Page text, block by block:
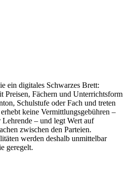
ein digitales Schwarzes Brett:
Preisen, Fächern und Unterrichtsform
Schulstufe oder Fach und treten
keine Vermittlungsgebühren –
– und legt Wert auf
zwischen den Parteien.
werden deshalb unmittelbar
geregelt.